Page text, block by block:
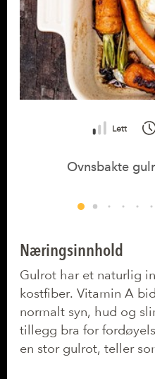
Lett
Ovnsbakte
Næringsinnhold
Gulrot har et naturlig
kostfiber. Vitamin A
normalt syn, hud og
tillegg bra for
en stor gulrot, teller